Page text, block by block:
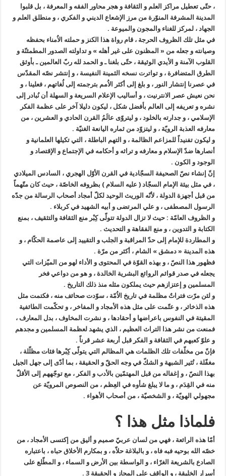
، حتّى تعطيل مراكز العلم و الثقافة و هجر محاور الفقه و المعرفة ، بل قلبوا
المدينة المشرفة المنوّرة من مرز الإشعاع الديني و الفكري ، و منطلق العلم و
الجهاد ، لمركز للغناء والمجون والميوعة .
في مثل تلك الظروف الحرجة ، قام رواة هذا الكنز و حملته الاُمناء بحفظه
وصيانته و جعله من « المظنون على غير أهله » و تداولته الصدور المطمئنّة و
القلوب الآمنة و الأيدي الوثيقة ، حتّى بلغنا ـ و الحمد لله ربّ العالمين ـ بأوثق
الطرق المتضافرة ، و تواترت نسخه الثمينة النفيسة ، و إنتشر نصّه المقدّس
في عصرنا إنتشار النور ، و بلغ إلى أكثر الاُمم بترجمته إلى لُغاتهم ، فعلينا ، و
نحن نعيش عصر الانترنيت ، و أساليب الإعلام السريعة و السهلة أن نُبادر إلى
نشره و تعريفه إلى العالم بأفضل شكل ، ليكون دليلا آخر على عظمة الفكر
الإسلامي ، و جدارته بالخلود ، و ليتروّى عالَمُ القرن الحادي و العشرين ، من
معارفه العذبة الرويّة ، و ليتزوّد من ثماره اليانعة الغنيّة .
و ليكون تفنيداً للمزاعم الظالمة ، و التهم الباطلة ، التي تكيلها العلمانية و
أنصارها ضدّ الإسلام و معارفه و تراثه و أحكامه في الإجتماع و الإقتصاد و
الوجود و الكون .
إنّ إنشاء نصّ الصحيفة السجّادية في القرن الأوّل الهجري ، السادس الميلادي
، في مثل بيئة الإمام السجّاد ( عليه السلام ) بظروفه الخاصّة ، حيث كان متّهماً
من قبل أجهزة الدولة ، لأنّه الوريث الوحيد لكلّ أمجاد أصحاب الرسالة من جدّه
الرسول المصطفى ، و علي المرتضى و أبيه الشهيد في كربلاء .
و الظروف العامّة : حيث لا تزال الدولة تتولّى كِبْر منع الثقافة والتثقيف ، بمنع
الكتابة و التدوين ، و منع الفقاهة و التحديث .
و المطاردة للإمام إلى حدّ المراقبة و الجلب و التقييد إلى عاصمة الحكّام ، و
هذه المدينة « دمشق » الشام ، أكثر من مرّة .
فظهور هذا النصّ ، و بهذه القوّة في المحتوى و الأداء لهو من الميّزات التي
يجعله في صدر قوائم الروائع البشرية الخالدة ، و هو من دواعي فخر
المسلمين و إعتزازهم حيث يملكون مثله منذ ذلك التاريخ .
و لئن مرّت فتراتٌ مظلمة في تاريخ الاُمّة ، سوّدت صحائف منه ، فكتمت مثل
هذه الذخائر ، و عتّمت على مثل هذه الأمجاد و المفاخر ، و تحكّمت الطائفية
المقيتة في النفوس باعراضها و أحقادها ، و نشرت المخاوف ، بدل المعارف ،
فمنعت من نشر هذا التراث العظيم ، الذي يشهد لعظمة المسلمين و مجدهم
و علوّ كعبهم في الثقافة و الفكر قبل أربعة عشر قرناً .
فإنّ من مخلّفات تلك الظلمات هي المظالم التي يتولّى كِبْرها فئات مظلّلة ،
مغفّلة ، تُثير الشبهة و الشكّ في وجه الحقّ و الحقيقة ، بما أدّى إلى جهل الجيل
بهذا النصّ ، و إغفاله من قبل المهتمّين بالأدب و الفكر ، مع توجّههم إلى الأقلّ
منه في القِدَم ، و ما لا يبلغ شأوه في العِظم ، من النصوص المرويّة عن
مجهولي الهويّة ، و الشخصيّة ، من أصحاب الأهواء .
فلماذا مثل هذا ؟
أمّا هذه الرائعة ، فهي من لسان عربيّ صميم و أليق من إكتسى الأمجاد ، من
خصّه الله بوحيه فبه فاه ، و بالبلاغة حلاّه ، و بمكارم الأخلاق حباه ، باعتباره
الصادع بالشريعة الغرّاء ، و الواسطة بين الأرض و السماء ، و المطّلع على
أسرار الخليقة ، و الواقف على المجاز و الحقيقة3
.